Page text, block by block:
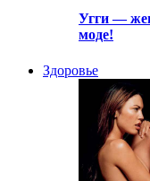
Угги —
моде!
Здоровье